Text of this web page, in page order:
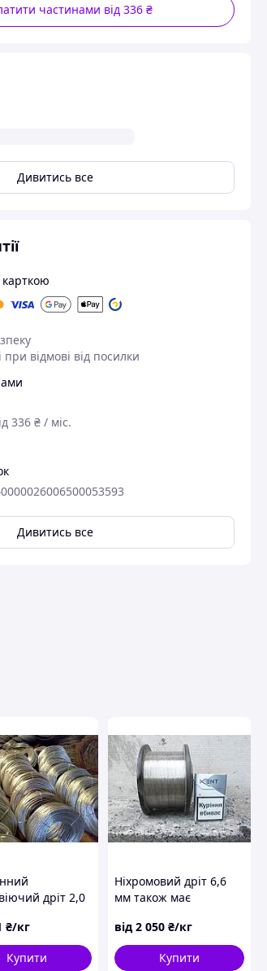
частинами від 336 ₴
Дивитись все
відмові від посилки
336 ₴ / міс.
Дивитись все
дріт 2,0
коленного
5 кг
₴/кг
Купити
Ніхромовий дріт 6,6
мм також має
1 мм, від 2 кг
від 2 050 ₴/кг
Купити